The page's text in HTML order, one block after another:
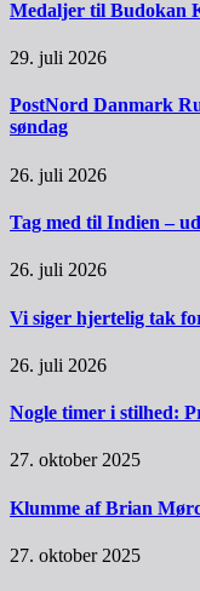
Medaljer til Budokan
29. juli 2026
PostNord Danmark
søndag
26. juli 2026
Tag med til Indien –
26. juli 2026
Vi siger hjertelig tak
26. juli 2026
Nogle timer i stilhed:
27. oktober 2025
Klumme af Brian
27. oktober 2025